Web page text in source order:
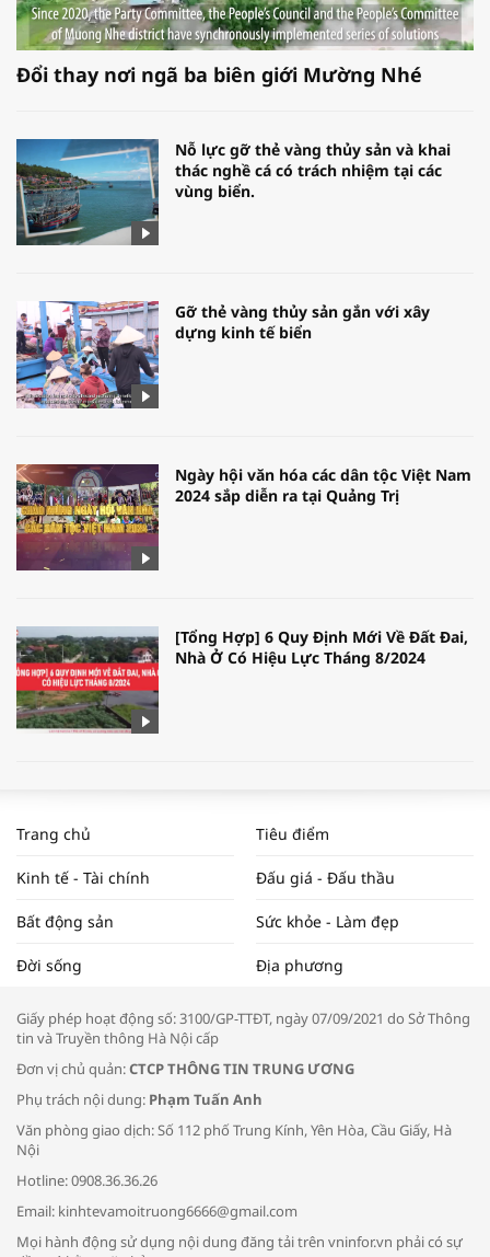
Đổi thay nơi ngã ba biên giới Mường Nhé
Nỗ lực gỡ thẻ vàng thủy sản và khai
thác nghề cá có trách nhiệm tại các
vùng biển.
Gỡ thẻ vàng thủy sản gắn với xây
dựng kinh tế biển
Ngày hội văn hóa các dân tộc Việt Nam
2024 sắp diễn ra tại Quảng Trị
[Tổng Hợp] 6 Quy Định Mới Về Đất Đai,
Nhà Ở Có Hiệu Lực Tháng 8/2024
NAM NĂM 2024 VÀ NĂM 2025 | NHỊP
ĐẬP THỊ TRƯỜNG #62
Tọa đàm “Xúc tiến thương mại: Khơi
Bác sĩ tư vấn cách phòng tránh bệnh
đường hô hấp trong thời tiết giao mùa
Trang chủ Tiêu điểm
Kinh tế - Tài chính Đấu giá - Đấu thầu
Bất động sản Sức khỏe - Làm đẹp
Đời sống Địa phương
Giấy phép hoạt động số: 3100/GP-TTĐT, ngày 07/09/2021 do Sở Thông
tin và Truyền thông Hà Nội cấp
Đơn vị chủ quản:CTCP THÔNG TIN TRUNG ƯƠNG
Phụ trách nội dung: Phạm Tuấn Anh
Văn phòng giao dịch: Số 112 phố Trung Kính, Yên Hòa, Cầu Giấy, Hà
Nội
Hotline: 0908.36.36.26
Email: kinhtevamoitruong6666@gmail.com
Mọi hành động sử dụng nội dung đăng tải trên vninfor.vn phải có sự